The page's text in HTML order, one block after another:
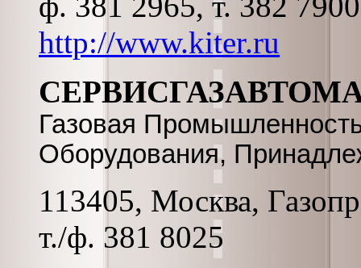
http://www.kiter.ru
Газовая
Оборудования,
113405, Москва,
т./ф. 381 8025